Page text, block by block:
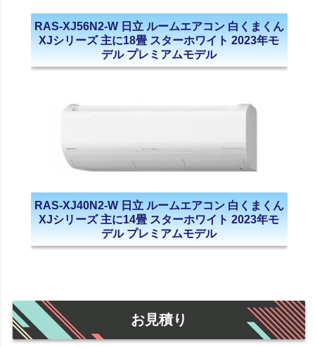
RAS-XJ56N2-W 日立 ルームエアコン 白くまくん
XJシリーズ 主に18畳 スターホワイト 2023年モ
デル プレミアムモデル
RAS-XJ40N2-W 日立 ルームエアコン 白くまくん
XJシリーズ 主に14畳 スターホワイト 2023年モ
デル プレミアムモデル
お見積り